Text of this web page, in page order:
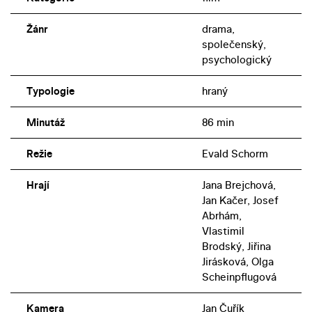
Žánr
drama,
společenský,
psychologický
Typologie hraný
Minutáž 86 min
Režie Evald Schorm
Hrají
Jana Brejchová,
Jan Kačer, Josef
Abrhám,
Vlastimil
Brodský, Jiřina
Jirásková, Olga
Scheinpflugová
Kamera Jan Čuřík